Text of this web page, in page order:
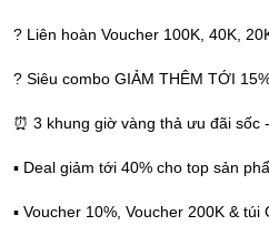
? Liên hoàn Voucher 100K, 40K,
? Siêu combo GIẢM THÊM TỚI
⏰ 3 khung giờ vàng thả ưu đãi sốc
▪️ Deal giảm tới 40% cho top sản
▪️ Voucher 10%, Voucher 200K & túi